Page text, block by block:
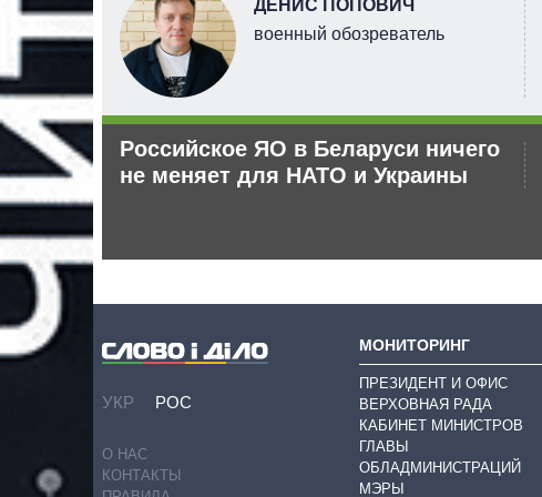
ДЕНИС ПОПОВИЧ
военный обозреватель
Российское ЯО в Беларуси ничего
не меняет для НАТО и Украины
УКР РОС
О НАС
КОНТАКТЫ
МОНИТОРИНГ
ПРЕЗИДЕНТ И ОФИС
ВЕРХОВНАЯ РАДА
КАБИНЕТ МИНИСТРОВ
ГЛАВЫ
ОБЛАДМИНИСТРАЦИЙ
МЭРЫ